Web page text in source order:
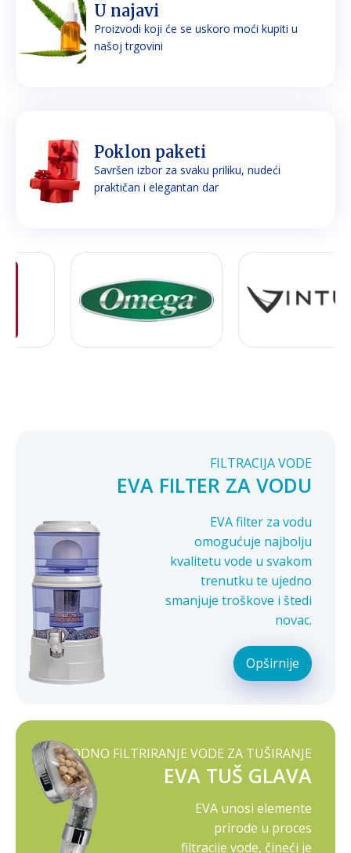
U najavi
Proizvodi koji će se uskoro moći kupiti u
našoj trgovini
Poklon paketi
Savršen izbor za svaku priliku, nudeći
praktičan i elegantan dar
FILTRACIJA VODE
EVA FILTER ZA VODU
EVA filter za vodu
omogućuje najbolju
kvalitetu vode u svakom
trenutku te ujedno
smanjuje troškove i štedi
novac.
Opširnije
PRIRODNO FILTRIRANJE VODE ZA TUŠIRANJE
EVA TUŠ GLAVA
EVA unosi elemente
prirode u proces
filtracije vode, čineći je